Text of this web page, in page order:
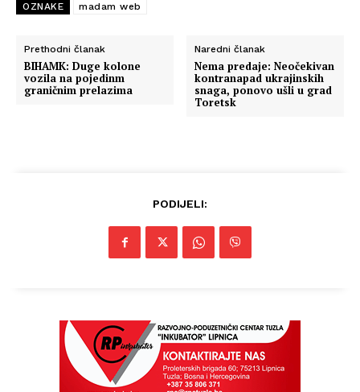
Info
OZNAKE madam web
Prethodni članak
BIHAMK: Duge kolone
vozila na pojedinm
graničnim prelazima
Naredni članak
Nema predaje: Neočekivan
kontranapad ukrajinskih
snaga, ponovo ušli u grad
Toretsk
PODIJELI: